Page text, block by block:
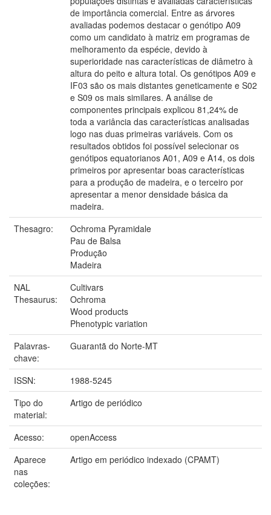
de importância comercial. Entre as árvores
avaliadas podemos destacar o genótipo A09
como um candidato à matriz em programas de
melhoramento da espécie, devido à
superioridade nas características de diâmetro à
altura do peito e altura total. Os genótipos A09 e
IF03 são os mais distantes geneticamente e S02
e S09 os mais similares. A análise de
componentes principais explicou 81,24% de
toda a variância das características analisadas
logo nas duas primeiras variáveis. Com os
resultados obtidos foi possível selecionar os
genótipos equatorianos A01, A09 e A14, os dois
primeiros por apresentar boas características
para a produção de madeira, e o terceiro por
apresentar a menor densidade básica da
madeira.
Thesagro:
Ochroma Pyramidale
Pau de Balsa
Produção
Madeira
NAL
Thesaurus:
Cultivars
Ochroma
Wood products
Phenotypic variation
Palavras-
chave:
Guarantã do Norte-MT
ISSN:
1988-5245
Tipo do
material:
Artigo de periódico
Acesso:
openAccess
Aparece
nas
coleções:
Artigo em periódico indexado (CPAMT)